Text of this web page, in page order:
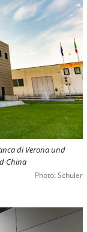
di Verona und
China
Photo: Schuler